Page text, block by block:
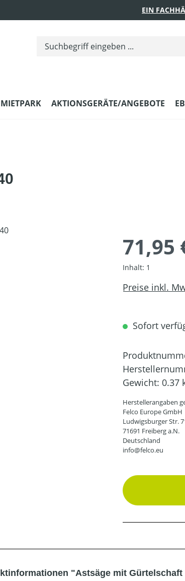
EIN
MIETPARK AKTIONSGERÄTE/ANGEBOTE
71,95
Inhalt: 1
Preise inkl.
Sofort
Gewicht: 0.37
Herstellerangaben
Felco Europe GmbH
Ludwigsburger Str.
71691 Freiberg a.N.
Deutschland
info@felco.eu
"Astsäge mit Gürtelschaft